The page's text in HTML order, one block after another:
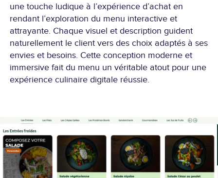
une touche ludique à l’expérience d’achat en
rendant l’exploration du menu interactive et
attrayante. Chaque visuel et description guident
naturellement le client vers des choix adaptés à ses
envies et besoins. Cette conception moderne et
immersive fait du menu un véritable atout pour une
expérience culinaire digitale réussie.